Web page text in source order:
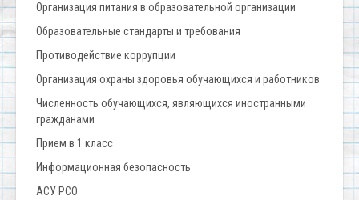
Организация питания в образовательной организации
Образовательные стандарты и требования
Противодействие коррупции
Организация охраны здоровья обучающихся и работников
Численность обучающихся, являющихся иностранными
гражданами
Прием в 1 класс
Информационная безопасность
АСУ РСО